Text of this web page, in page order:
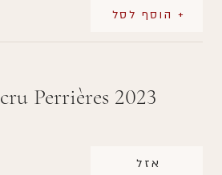
+ הוסף לסל
cru Perrières 2023
אזל